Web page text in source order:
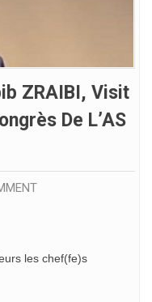
ZRAIBI, Visit
De L’AS
les chef(fe)s